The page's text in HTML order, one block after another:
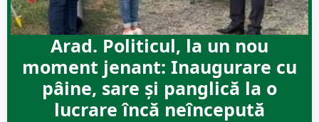
Arad. Politicul, la un nou
moment jenant: Inaugurare cu
pâine, sare şi panglică la o
lucrare încă neîncepută